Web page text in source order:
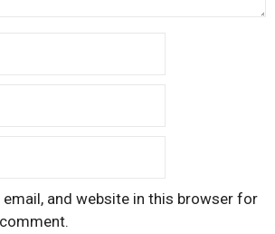
email, and website in this browser for